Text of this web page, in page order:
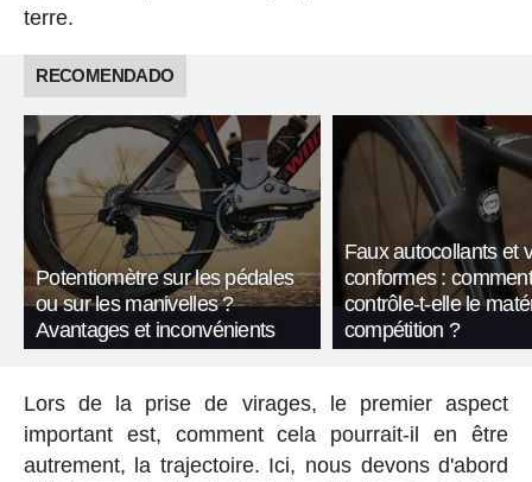
terre.
RECOMENDADO
Potentiomètre sur les pédales
ou sur les manivelles ?
Avantages et inconvénients
Faux autocollants et
conformes :
contrôle-t-elle le
compétition ?
Lors de la prise de virages, le premier aspect
important est, comment cela pourrait-il en être
autrement, la trajectoire. Ici, nous devons d'abord